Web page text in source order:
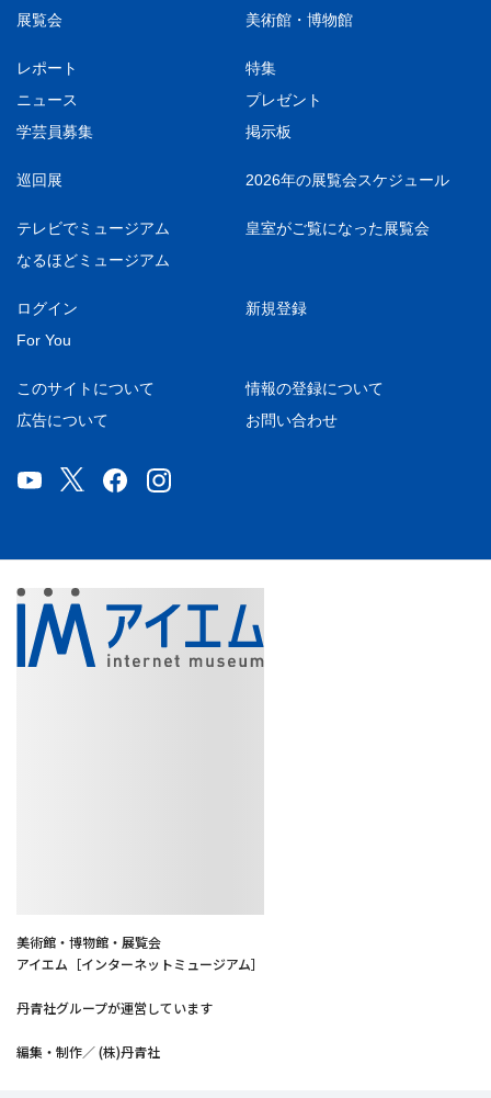
展覧会 美術館・博物館
レポート
特集
ニュース
プレゼント
学芸員募集
掲示板
巡回展 2026年の展覧会スケジュール
テレビでミュージアム
皇室がご覧になった展覧会
なるほどミュージアム
ログイン
新規登録
For You
このサイトについて
情報の登録について
広告について
お問い合わせ
美術館・博物館・展覧会
アイエム［インターネットミュージアム］
丹青社グループが運営しています
編集・制作／ (株)丹青社